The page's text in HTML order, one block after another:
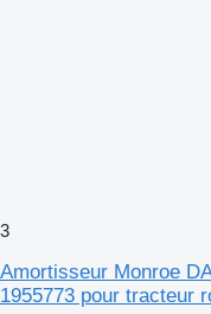
3
Amortisseur Monroe
1955773 pour tracteur